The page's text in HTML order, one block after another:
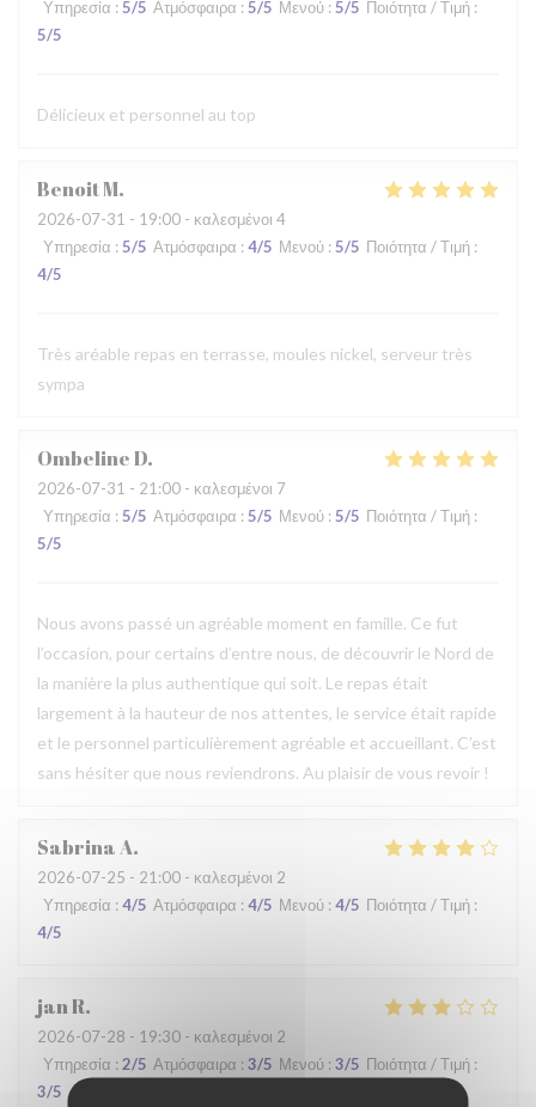
Υπηρεσία : 5/5 Ατμόσφαιρα : 5/5 Μενού : 5/5 Ποιότητα / Τιμή :
5/5
Délicieux et personnel au top
BenoitM
2026-07-31 - 19:00 - καλεσμένοι 4
Υπηρεσία : 5/5 Ατμόσφαιρα : 4/5 Μενού : 5/5 Ποιότητα / Τιμή :
4/5
Très aréable repas en terrasse, moules nickel, serveur très
sympa
OmbelineD
2026-07-31 - 21:00 - καλεσμένοι 7
Υπηρεσία : 5/5 Ατμόσφαιρα : 5/5 Μενού : 5/5 Ποιότητα / Τιμή :
5/5
Nous avons passé un agréable moment en famille. Ce fut
l’occasion, pour certains d’entre nous, de découvrir le Nord de
la manière la plus authentique qui soit. Le repas était
largement à la hauteur de nos attentes, le service était rapide
et le personnel particulièrement agréable et accueillant. C’est
sans hésiter que nous reviendrons. Au plaisir de vous revoir !
SabrinaA
2026-07-25 - 21:00 - καλεσμένοι 2
Υπηρεσία : 4/5 Ατμόσφαιρα : 4/5 Μενού : 4/5 Ποιότητα / Τιμή :
4/5
janR
2026-07-28 - 19:30 - καλεσμένοι 2
Υπηρεσία : 2/5 Ατμόσφαιρα : 3/5 Μενού : 3/5 Ποιότητα / Τιμή :
3/5